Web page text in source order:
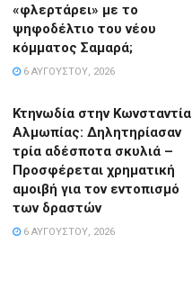
«φλερτάρει» με το
ψηφοδέλτιο του νέου
κόμματος Σαμαρά;
6 ΑΥΓΟΎΣΤΟΥ, 2026
Κτηνωδία στην Κωνσταντία
Αλμωπίας: Δηλητηρίασαν
τρία αδέσποτα σκυλιά –
Προσφέρεται χρηματική
αμοιβή για τον εντοπισμό
των δραστών
6 ΑΥΓΟΎΣΤΟΥ, 2026